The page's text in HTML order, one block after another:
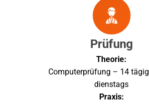
Prüfung
Theorie:
Computerprüfung – 14
dienstags
Praxis: